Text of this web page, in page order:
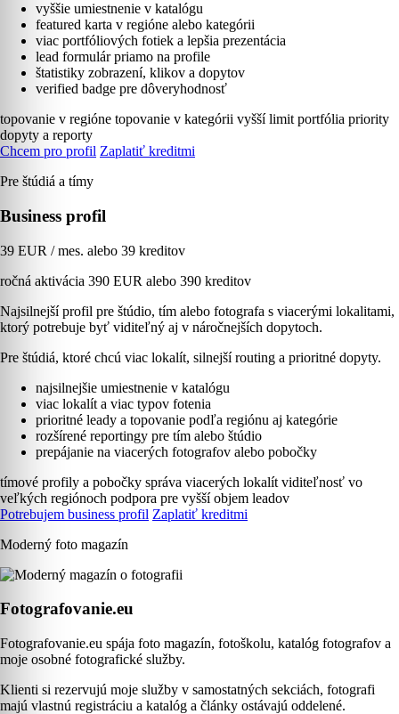
vyššie umiestnenie v katalógu
featured karta v regióne alebo kategórii
viac portfóliových fotiek a lepšia prezentácia
lead formulár priamo na profile
štatistiky zobrazení, klikov a dopytov
verified badge pre dôveryhodnosť
topovanie v regióne topovanie v kategórii vyšší limit portfólia priority
dopyty a reporty
Chcem pro profil Zaplatiť kreditmi
Pre štúdiá a tímy
Business profil
39 EUR / mes. alebo 39 kreditov
ročná aktivácia 390 EUR alebo 390 kreditov
Najsilnejší profil pre štúdio, tím alebo fotografa s viacerými lokalitami,
ktorý potrebuje byť viditeľný aj v náročnejších dopytoch.
Pre štúdiá, ktoré chcú viac lokalít, silnejší routing a prioritné dopyty.
najsilnejšie umiestnenie v katalógu
viac lokalít a viac typov fotenia
prioritné leady a topovanie podľa regiónu aj kategórie
rozšírené reportingy pre tím alebo štúdio
prepájanie na viacerých fotografov alebo pobočky
tímové profily a pobočky správa viacerých lokalít viditeľnosť vo
veľkých regiónoch podpora pre vyšší objem leadov
Potrebujem business profil Zaplatiť kreditmi
Moderný foto magazín
Fotografovanie.eu
Fotografovanie.eu spája foto magazín, fotoškolu, katalóg fotografov a
moje osobné fotografické služby.
Klienti si rezervujú moje služby v samostatných sekciách, fotografi
majú vlastnú registráciu a katalóg a články ostávajú oddelené.